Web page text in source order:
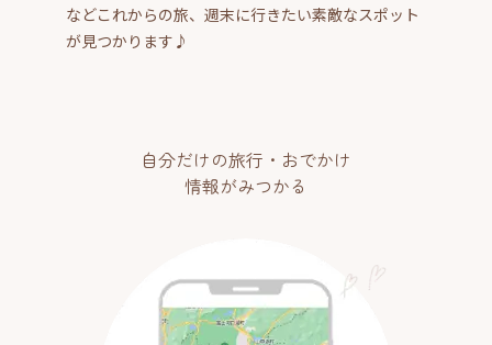
などこれからの旅、週末に行きたい素敵なスポット
が見つかります♪
自分だけの旅行・おでかけ
情報がみつかる